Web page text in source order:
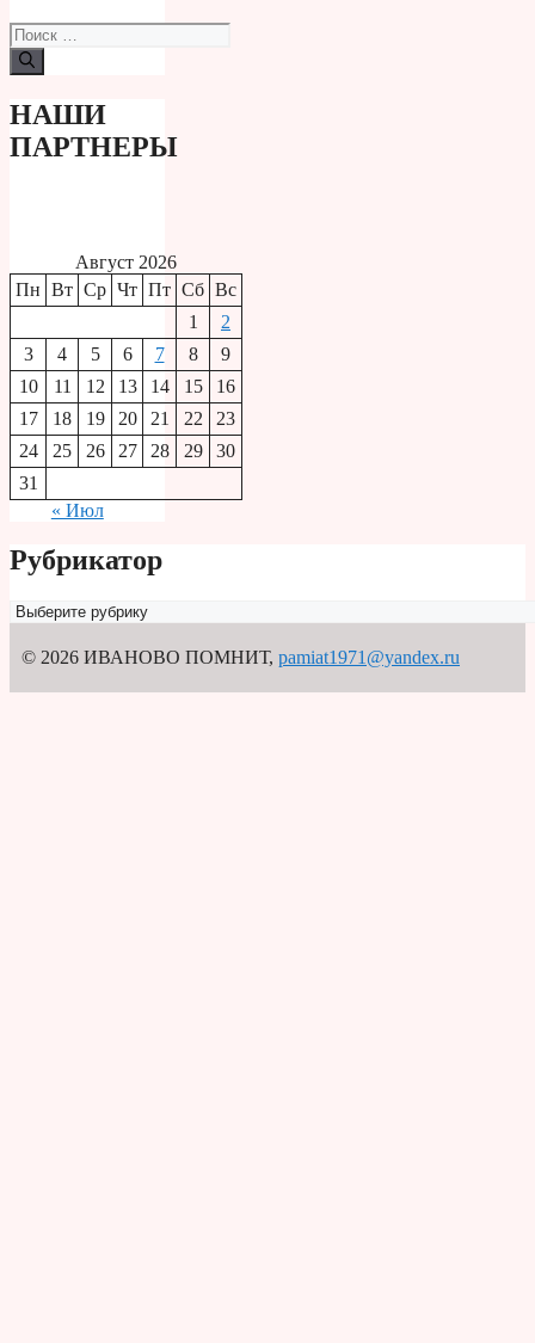
Поиск:
НАШИ
ПАРТНЕРЫ
Август 2026
Пн Вт Ср Чт Пт Сб Вс
1
2
3
4 5 6 7 8
9
10
11 12 13 14 15
16
17
18 19 20 21 22
23
24
25 26 27 28 29
30
31
« Июл
Рубрикатор
Рубрикатор
© 2026 ИВАНОВО ПОМНИТ, pamiat1971@yandex.ru